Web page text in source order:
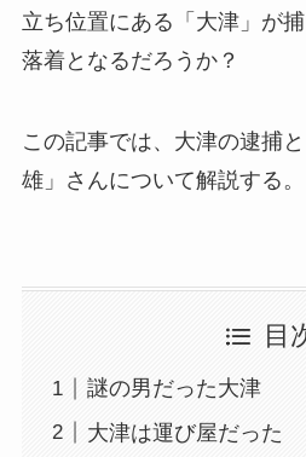
立ち位置にある「大津」が
落着となるだろうか？
この記事では、大津の逮捕
雄」さんについて解説する。
目
謎の男だった大津
大津は運び屋だった